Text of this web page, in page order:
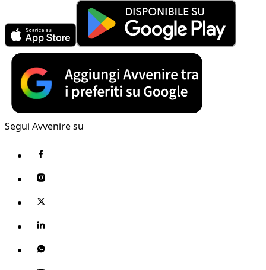
Segui Avvenire su